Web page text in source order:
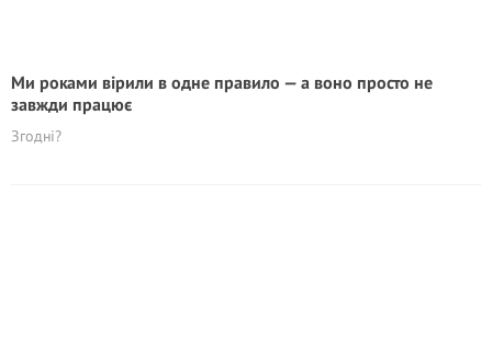
Ми роками вірили в одне правило — а воно просто не
завжди працює
Згодні?